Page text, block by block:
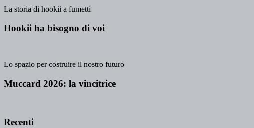
La storia di hookii a fumetti
Hookii ha bisogno di voi
Lo spazio per costruire il nostro futuro
Muccard 2026: la vincitrice
Recenti